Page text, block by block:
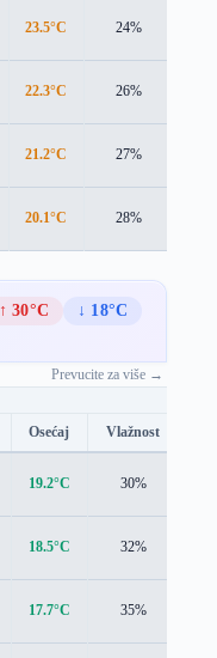
23.5°C 24%
22.3°C 26%
21.2°C 27%
20.1°C 28%
↑ 30°C
↓ 18°C
Prevucite za više →
Osećaj Vlažnost
19.2°C 30%
18.5°C 32%
17.7°C 35%